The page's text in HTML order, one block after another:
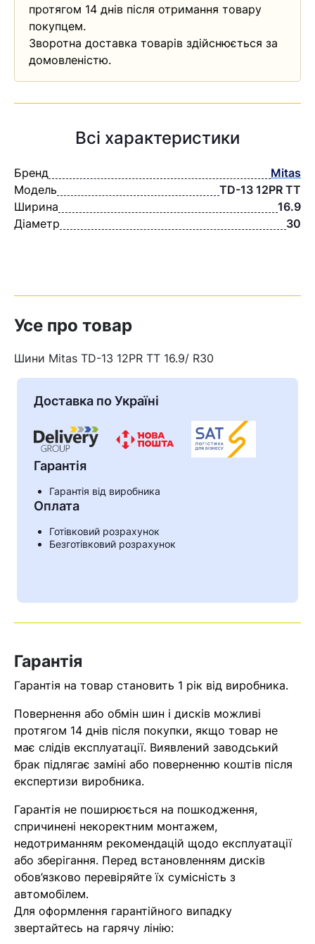
Кошик
У кошику немає товарів.
Ваш номер надіслано.
Оператор зв’яжеться з вами
найближчим часом
протягом 14 днів після отримання товару
покупцем.
Зворотна доставка товарів здійснюється за
домовленістю.
Всі характеристики
Бренд
Mitas
Модель
TD-13 12PR TT
Ширина
16.9
Діаметр
30
Усе про товар
Шини Mitas TD-13 12PR TT 16.9/ R30
Доставка по Україні
Гарантія
Гарантія від виробника
Оплата
Готівковий розрахунок
Безготівковий розрахунок
Гарантія
Гарантія на товар становить 1 рік від виробника.
Повернення або обмін шин і дисків можливі
протягом 14 днів після покупки, якщо товар не
має слідів експлуатації. Виявлений заводський
брак підлягає заміні або поверненню коштів після
експертизи виробника.
Гарантія не поширюється на пошкодження,
спричинені некоректним монтажем,
недотриманням рекомендацій щодо експлуатації
або зберігання. Перед встановленням дисків
обов’язково перевіряйте їх сумісність з
автомобілем.
Для оформлення гарантійного випадку
звертайтесь на гарячу лінію: